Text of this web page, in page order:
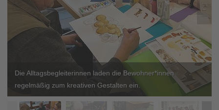
Die Alltagsbegleiterinnen laden die Bewohner*innen
regelmäßig zum kreativen Gestalten ein.
 